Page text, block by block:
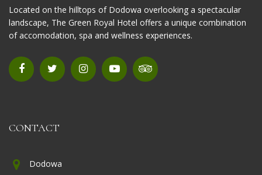
Located on the hilltops of Dodowa overlooking a spectacular
landscape, The Green Royal Hotel offers a unique combination
of accomodation, spa and wellness experiences.
CONTACT
Dodowa